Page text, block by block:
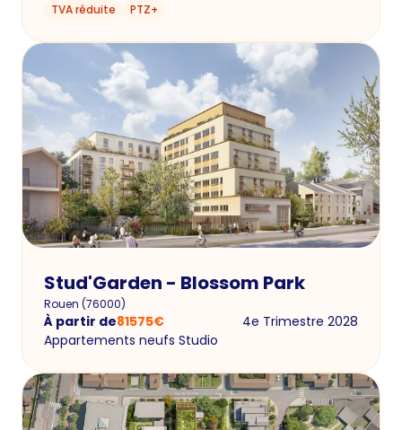
TVA réduite PTZ+
Stud'Garden - Blossom Park
Rouen (76000)
À partir de81575€
4e Trimestre 2028
Appartements neufs Studio